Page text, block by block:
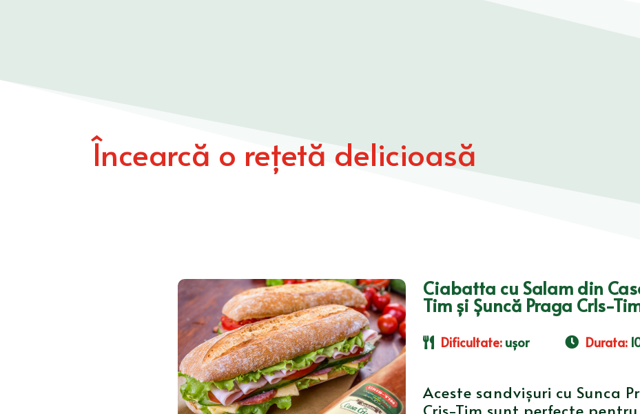
Încearcă o rețetă delicioasă
Ciabatta cu Salam din
Tim și Șuncă Praga CrIs-
Dificultate: ușor Durata:
Aceste sandvișuri cu Sunca
Cris-Tim sunt perfecte